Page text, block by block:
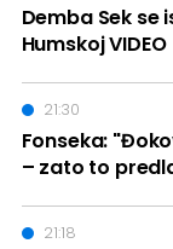
Demba Sek se
Humskoj VIDEO
Fonseka:
– zato to
21:30
21:18